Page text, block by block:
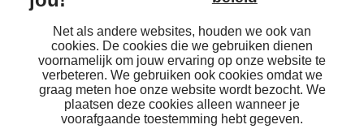
B-9000 Gent